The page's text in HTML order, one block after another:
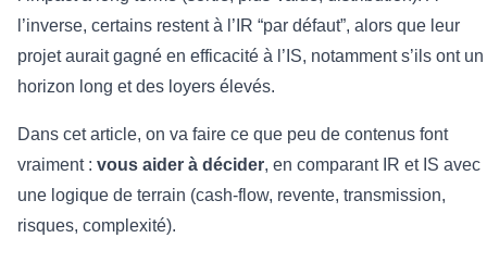
l’inverse, certains restent à l’IR “par défaut”, alors que leur
projet aurait gagné en efficacité à l’IS, notamment s’ils ont un
horizon long et des loyers élevés.
Dans cet article, on va faire ce que peu de contenus font
vraiment : vous aider à décider, en comparant IR et IS avec
une logique de terrain (cash-flow, revente, transmission,
risques, complexité).